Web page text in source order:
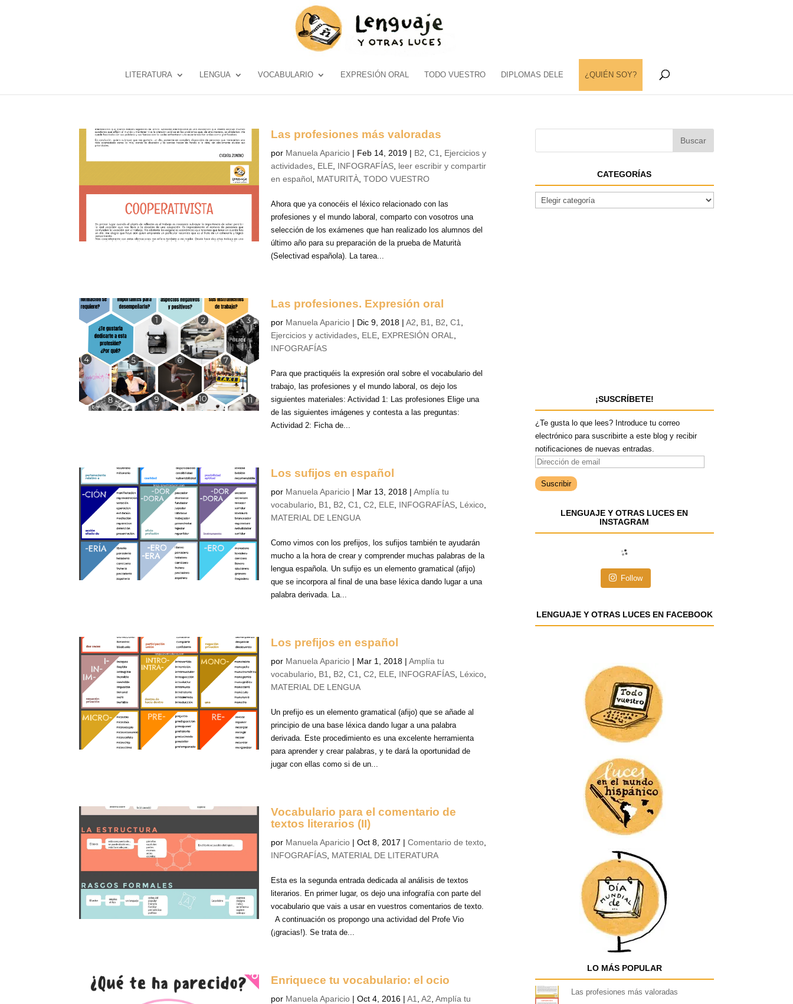
LITERATURA LENGUA VOCABULARIO EXPRESIÓN ORAL TODO VUESTRO DIPLOMAS DELE ¿QUIÉN SOY?
Las profesiones más valoradas
por Manuela Aparicio | Feb 14, 2019 | B2 ,C1
Ejercicios y
actividades ELE INFOGRAFÍAS leer escribir y compartir
en español MATURITÀ ,TODO VUESTRO
Ahora que ya conocéis el léxico relacionado con las
profesiones y el mundo laboral, comparto con vosotros una
selección de los exámenes que han realizado los alumnos del
último año para su preparación de la prueba de Maturità
(Selectivad española). La tarea...
Las profesiones. Expresión oral
por Manuela Aparicio | Dic 9, 2018 |A2 B1 B2 ,C1
Ejercicios y actividades ELE EXPRESIÓN ORAL
INFOGRAFÍAS
Para que practiquéis la expresión oral sobre el vocabulario del
trabajo, las profesiones y el mundo laboral, os dejo los
siguientes materiales: Actividad 1: Las profesiones Elige una
de las siguientes imágenes y contesta a las preguntas:
Actividad 2: Ficha de...
Los sufijos en español
por Manuela Aparicio | Mar 13, 2018 |Amplía tu
vocabulario B1 B2 ,C1 ,C2 ELE INFOGRAFÍAS Léxico
MATERIAL DE LENGUA
Como vimos con los prefijos, los sufijos también te ayudarán
mucho a la hora de crear y comprender muchas palabras de la
lengua española. Un sufijo es un elemento gramatical (afijo)
que se incorpora al final de una base léxica dando lugar a una
palabra derivada. La...
Los prefijos en español
por Manuela Aparicio | Mar 1, 2018 |Amplía tu
vocabulario B1 B2 ,C1 ,C2 ELE INFOGRAFÍAS Léxico
MATERIAL DE LENGUA
Un prefijo es un elemento gramatical (afijo) que se añade al
principio de una base léxica dando lugar a una palabra
derivada. Este procedimiento es una excelente herramienta
para aprender y crear palabras, y te dará la oportunidad de
jugar con ellas como si de un...
Vocabulario para el comentario de
textos literarios (II)
por Manuela Aparicio |Oct 8, 2017 |Comentario de texto
INFOGRAFÍAS MATERIAL DE LITERATURA
Esta es la segunda entrada dedicada al análisis de textos
literarios. En primer lugar, os dejo una infografía con parte del
vocabulario que vais a usar en vuestros comentarios de texto.
A continuación os propongo una actividad del Profe Vio
(¡gracias!). Se trata de...
Enriquece tu vocabulario: el ocio
por Manuela Aparicio |Oct 4, 2016 |A1 ,A2 ,Amplía tu
CATEGORÍAS
¡SUSCRÍBETE!
¿Te gusta lo que lees? Introduce tu correo
electrónico para suscribirte a este blog y recibir
notificaciones de nuevas entradas.
D
r
m
LENGUAJE Y OTRAS LUCES EN
INSTAGRAM
Follow
LENGUAJE Y OTRAS LUCES EN FACEBOOK
LO MÁS POPULAR
Las profesiones más valoradas